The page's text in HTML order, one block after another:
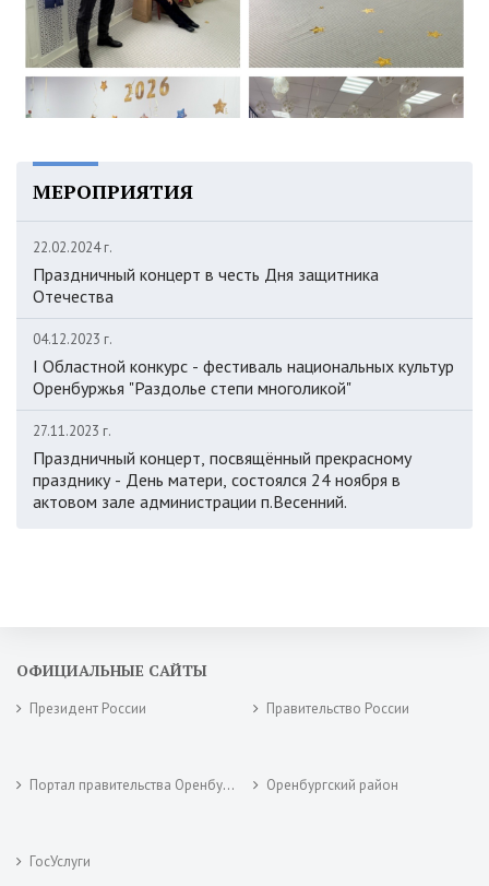
МЕРОПРИЯТИЯ
22.02.2024 г.
Праздничный концерт в честь Дня защитника
Отечества
04.12.2023 г.
I Областной конкурс - фестиваль национальных культур
Оренбуржья "Раздолье степи многоликой"
27.11.2023 г.
Праздничный концерт, посвящённый прекрасному
празднику - День матери, состоялся 24 ноября в
актовом зале администрации п.Весенний.
ОФИЦИАЛЬНЫЕ САЙТЫ
Президент России Правительство России
Портал правительства Оренбургской области Оренбургский район
ГосУслуги